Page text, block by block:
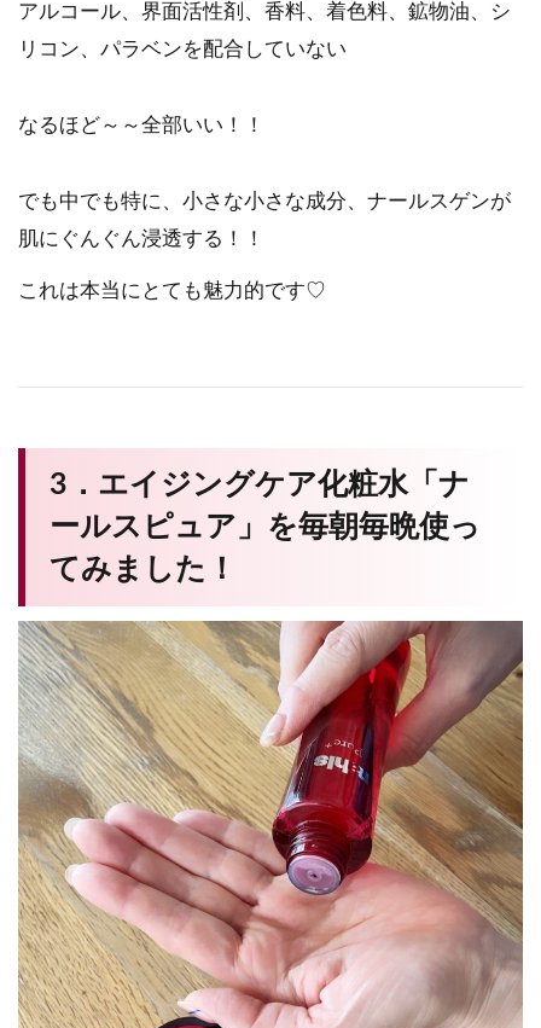
アルコール、界面活性剤、香料、着色料、鉱物油、シ
リコン、パラベンを配合していない
なるほど～～全部いい！！
でも中でも特に、小さな小さな成分、ナールスゲンが
肌にぐんぐん浸透する！！
これは本当にとても魅力的です♡
3．エイジングケア化粧水「ナ
ールスピュア」を毎朝毎晩使っ
てみました！